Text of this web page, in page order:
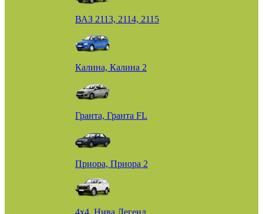
ВАЗ 2113, 2114, 2115
Калина, Калина 2
Гранта, Гранта FL
Приора, Приора 2
4х4, Нива Легенд